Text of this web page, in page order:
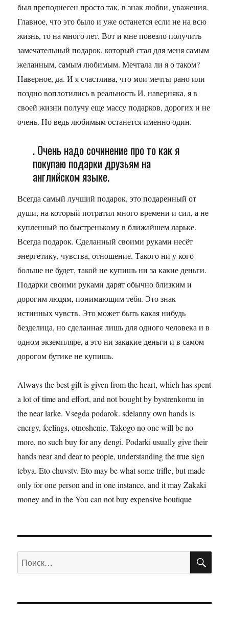
был преподнесен просто так, в знак любви, уважения.
Главное, что это было и уже останется если не на всю
жизнь, то на много лет. Вот и мне повезло получить
замечательный подарок, который стал для меня самым
желанным, самым любимым. Мечтала ли я о таком?
Наверное, да. И я счастлива, что мои мечты рано или
поздно воплотились в реальность И, наверняка, я в
своей жизни получу еще массу подарков, дорогих и не
очень. Но ведь любимым останется именно один.
. Очень надо сочинение про то как я
покупаю подарки друзьям на
английском языке.
Всегда самый лучший подарок, это подаренный от
души, на который потратил много времени и сил, а не
купленный по быстренькому в ближайшем ларьке.
Всегда подарок. Сделанный своими руками несёт
энергетику, чувства, отношение. Такого ни у кого
больше не будет, такой не купишь ни за какие деньги.
Подарки своими руками дарят обычно близким и
дорогим людям, понимающим тебя. Это знак
истинных чувств. Это может быть какая нибудь
безделица, но сделанная лишь для одного человека и в
одном экземпляре, а это ни закакие деньги и в самом
дорогом бутике не купишь.
Always the best gift is given from the heart, which has spent
a lot of time and effort, and not bought by bystrenkomu in
the near larke. Vsegda podarok. sdelanny own hands is
energy, feelings, otnoshenie. Takogo no one will be no
more, no such buy for any dengi. Podarki usually give their
hands near and dear to people, understanding the true sign
tebya. Eto chuvstv. Eto may be what some trifle, but made
only for one person and in one instance, and it may Zakaki
money and in the You can not buy expensive boutique
Искать: